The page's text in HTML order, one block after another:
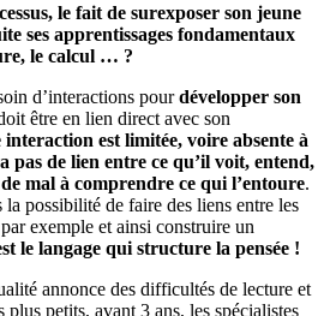
le fait de surexposer son jeune
ses apprentissages fondamentaux
le calcul … ?
d’interactions pourdévelopper son
être en lien direct avec son
interaction est limitée, voire absente à
pas de lien entre ce qu’il voit, entend,
mal à comprendre ce qui l’entoure.
possibilité de faire des liens entre les
exemple et ainsi construire un
le langage qui structure la pensée !
annonce des difficultés de lecture et
petits, avant 3 ans, les spécialistes